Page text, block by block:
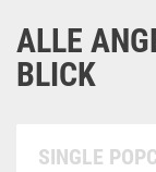
ALLE
BLICK
SINGLE